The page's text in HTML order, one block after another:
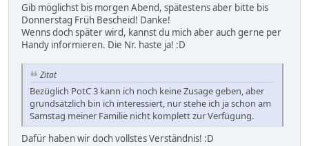
Gib möglichst bis morgen Abend, spätestens aber bitte bis
Donnerstag Früh Bescheid! Danke!
Wenns doch später wird, kannst du mich aber auch gerne per
Handy informieren. Die Nr. haste ja! :D
Zitat
Bezüglich PotC 3 kann ich noch keine Zusage geben, aber
grundsätzlich bin ich interessiert, nur stehe ich ja schon am
Samstag meiner Familie nicht komplett zur Verfügung.
Dafür haben wir doch vollstes Verständnis! :D